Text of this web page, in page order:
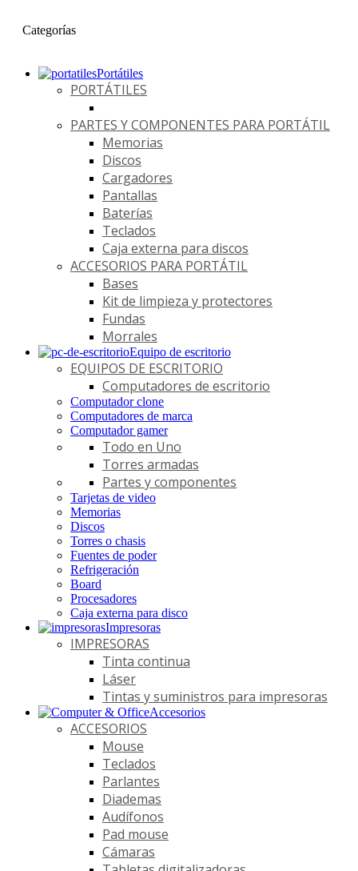
Categorías
Portátiles
PORTÁTILES
PARTES Y COMPONENTES PARA PORTÁTIL
Memorias
Discos
Cargadores
Pantallas
Baterías
Teclados
Caja externa para discos
ACCESORIOS PARA PORTÁTIL
Bases
Kit de limpieza y protectores
Fundas
Morrales
Equipo de escritorio
EQUIPOS DE ESCRITORIO
Computadores de escritorio
Computador clone
Computadores de marca
Computador gamer
Todo en Uno
Torres armadas
Partes y componentes
Tarjetas de video
Memorias
Discos
Torres o chasis
Fuentes de poder
Refrigeración
Board
Procesadores
Caja externa para disco
Impresoras
IMPRESORAS
Tinta continua
Láser
Tintas y suministros para impresoras
Accesorios
ACCESORIOS
Mouse
Teclados
Parlantes
Diademas
Audífonos
Pad mouse
Cámaras